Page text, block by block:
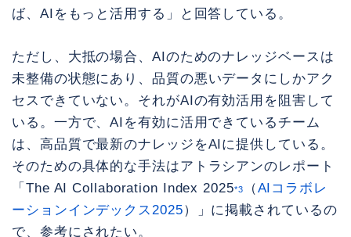
ば、AIをもっと活用する」と回答している。
ただし、大抵の場合、AIのためのナレッジベースは
未整備の状態にあり、品質の悪いデータにしかアク
セスできていない。それがAIの有効活用を阻害して
いる。一方で、AIを有効に活用できているチーム
は、高品質で最新のナレッジをAIに提供している。
そのための具体的な手法はアトラシアンのレポート
「The AI Collaboration Index 2025*3 （AIコラボレ
ーションインデックス2025）」に掲載されているの
で、参考にされたい。